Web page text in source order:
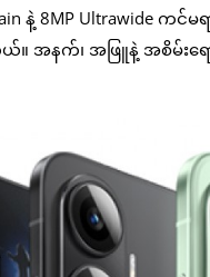
8MP Ultrawide ကင်မရ
အနက်၊ အဖြူနဲ့ အစိမ်းရော